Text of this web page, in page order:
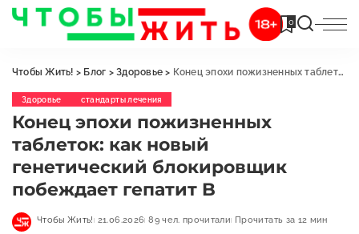
0
Чтобы Жить! > Блог >Здоровье > Конец эпохи пожизненных таблеток: как новый генетический блокировщик побеждает гепатит B
Здоровье стандарты лечения
Конец эпохи пожизненных
таблеток: как новый
генетический блокировщик
побеждает гепатит B
Чтобы Жить! 21.06.2026 89 чел. прочитали Прочитать за 12 мин